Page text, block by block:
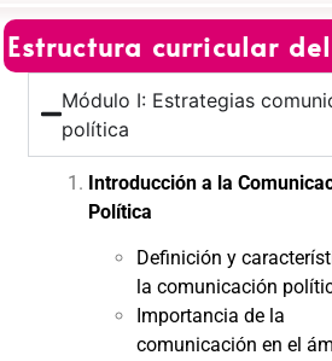
Estructura curricular
Módulo I: Estrategias
política
Introducción a la
Política
Definición y
la comunicación
Importancia de la
comunicación en el